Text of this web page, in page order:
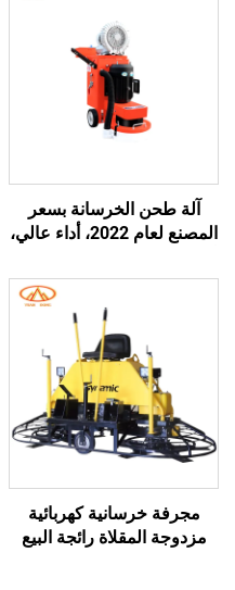
آلة طحن الخرسانة بسعر
المصنع لعام 2022، أداء عالي،
بناء الطرق
مجرفة خرسانية كهربائية
مزدوجة المقلاة رائجة البيع